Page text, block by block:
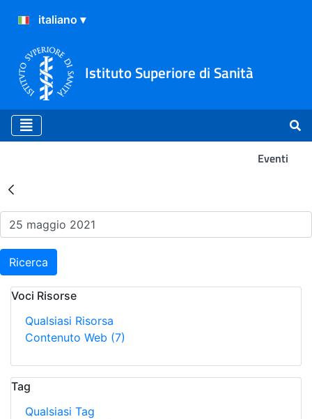
Istituto Superiore di Sanità
Eventi
Risultati della Ricerca -
Ricerca
Voci Risorse
Qualsiasi Risorsa
Contenuto Web (7)
Tag
Qualsiasi Tag